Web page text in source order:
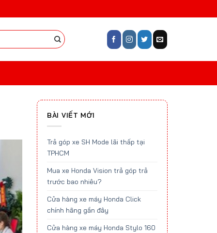
BÀI VIẾT MỚI
Trả góp xe SH Mode lãi thấp tại
TPHCM
Mua xe Honda Vision trả góp trả
trước bao nhiêu?
Cửa hàng xe máy Honda Click
chính hãng gần đây
Cửa hàng xe máy Honda Stylo 160